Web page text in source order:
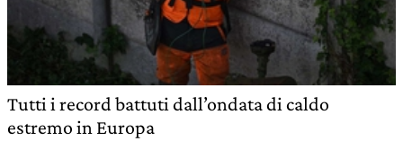
Tutti i record battuti dall’ondata di caldo
estremo in Europa